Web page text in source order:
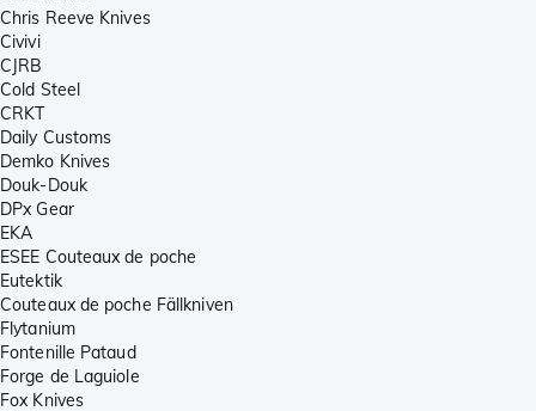
Chris Reeve Knives
Civivi
CJRB
Cold Steel
CRKT
Daily Customs
Demko Knives
Douk-Douk
DPx Gear
EKA
ESEE Couteaux de poche
Eutektik
Couteaux de poche Fällkniven
Flytanium
Fontenille Pataud
Forge de Laguiole
Fox Knives